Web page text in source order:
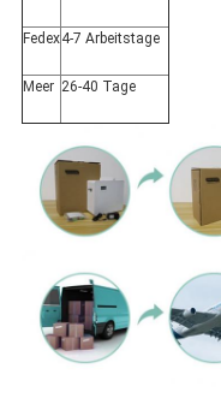
Fedex4-7 Arbeitstage
Meer 26-40 Tage